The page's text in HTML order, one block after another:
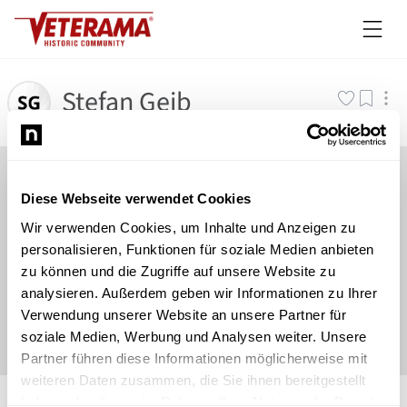
Diese Webseite verwendet Cookies
Wir verwenden Cookies, um Inhalte und Anzeigen zu
personalisieren, Funktionen für soziale Medien anbieten
zu können und die Zugriffe auf unsere Website zu
analysieren. Außerdem geben wir Informationen zu Ihrer
Verwendung unserer Website an unsere Partner für
soziale Medien, Werbung und Analysen weiter. Unsere
Partner führen diese Informationen möglicherweise mit
weiteren Daten zusammen, die Sie ihnen bereitgestellt
Stefan Geib
©Newsload /System